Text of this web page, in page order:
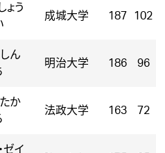
ょう
成城大学 187 102
ん
明治大学 186 96
か
法政大学 163 72
ゼイ